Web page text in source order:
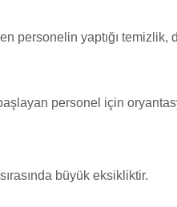
personelin yaptığı temizlik,
personel için
büyük eksikliktir.